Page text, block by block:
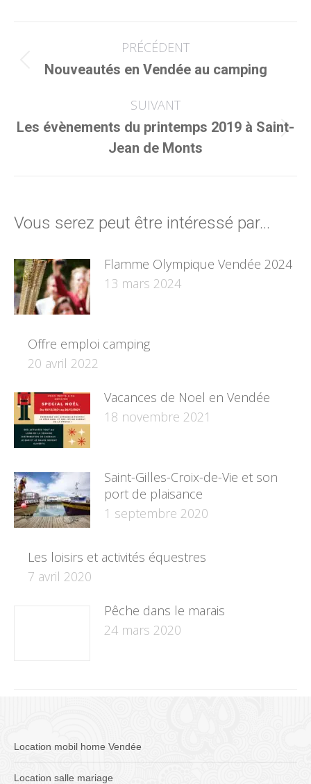
article
PRÉCÉDENT
Article
:
Nouveautés en Vendée au camping
SUIVANT
Article
suivant
Les évènements du printemps 2019 à Saint-
Jean de Monts
Vous serez peut être intéressé par...
Flamme Olympique Vendée 2024
13 mars 2024
Offre emploi camping
20 avril 2022
Vacances de Noel en Vendée
18 novembre 2021
Saint-Gilles-Croix-de-Vie et son
port de plaisance
1 septembre 2020
Les loisirs et activités équestres
7 avril 2020
Pêche dans le marais
24 mars 2020
Location mobil home Vendée
Location salle mariage